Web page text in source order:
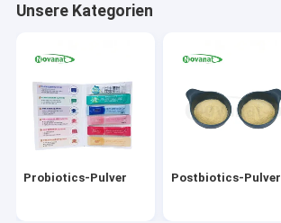
Instanttee-Auszug-Pulver
Tragen Gemüsepulver Früchte
Unsere Kategorien
Probiotics-Pulver Postbiotics-Pulver